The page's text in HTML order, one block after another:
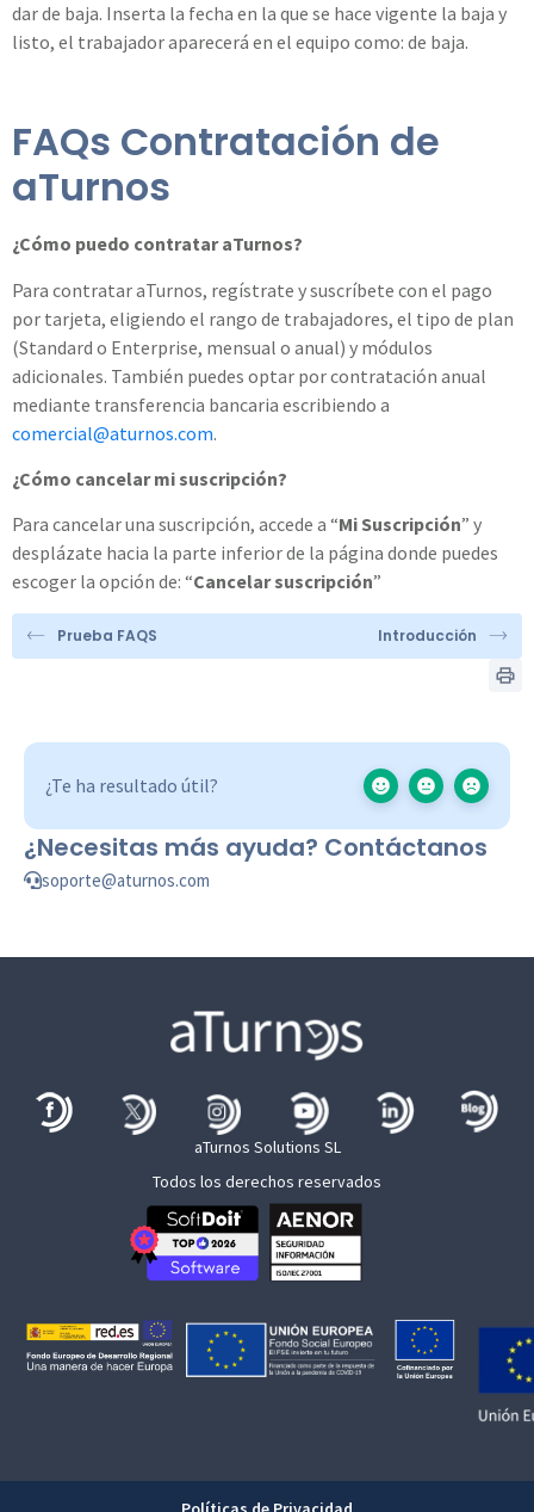
dar de baja. Inserta la fecha en la que se hace vigente la baja y
listo, el trabajador aparecerá en el equipo como: de baja.
FAQs Contratación de
aTurnos
¿Cómo puedo contratar aTurnos?
Para contratar aTurnos, regístrate y suscríbete con el pago
por tarjeta, eligiendo el rango de trabajadores, el tipo de plan
(Standard o Enterprise, mensual o anual) y módulos
adicionales. También puedes optar por contratación anual
mediante transferencia bancaria escribiendo a
comercial@aturnos.com.
¿Cómo cancelar mi suscripción?
Para cancelar una suscripción, accede a “Mi Suscripción” y
desplázate hacia la parte inferior de la página donde puedes
escoger la opción de: “Cancelar suscripción”
Prueba FAQS Introducción
¿Te ha resultado útil?
¿Necesitas más ayuda? Contáctanos
soporte@aturnos.com
aTurnos Solutions SL
Todos los derechos reservados